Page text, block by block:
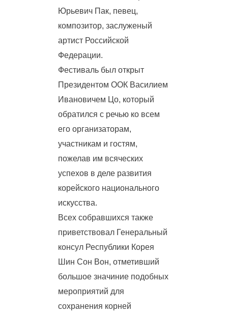
Юрьевич Пак, певец,
композитор, заслуженый
артист Российской
Федерации.
Фестиваль был открыт
Президентом ООК Василием
Ивановичем Цо, который
обратился с речью ко всем
его организаторам,
участникам и гостям,
пожелав им всяческих
успехов в деле развития
корейского национального
искусства.
Всех собравшихся также
приветствовал Генеральный
консул Республики Корея
Шин Сон Вон, отметивший
большое значиние подобных
мероприятий для
сохранения корней